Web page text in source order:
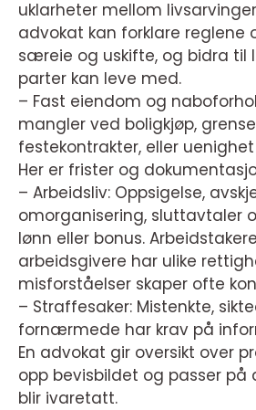
uklarheter mellom
advokat kan forklare reglene
særeie og uskifte, og bidra til
parter kan leve med.
– Fast eiendom og
mangler ved boligkjøp,
festekontrakter, eller
Her er frister og
– Arbeidsliv: Oppsigelse,
omorganisering, sluttavtaler
lønn eller bonus.
arbeidsgivere har ulike
misforståelser skaper ofte
– Straffesaker: Mistenkte,
fornærmede har krav på
En advokat gir oversikt over
opp bevisbildet og passer
blir ivaretatt.